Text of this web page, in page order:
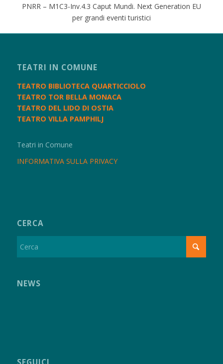
PNRR – M1C3-Inv.4.3 Caput Mundi. Next Generation EU
per grandi eventi turistici
TEATRI IN COMUNE
TEATRO BIBLIOTECA QUARTICCIOLO
TEATRO TOR BELLA MONACA
TEATRO DEL LIDO DI OSTIA
TEATRO VILLA PAMPHILJ
Teatri in Comune
INFORMATIVA SULLA PRIVACY
CERCA
NEWS